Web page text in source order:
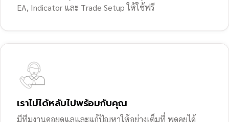
EA, Indicator และ Trade Setup ให้ใช้ฟรี
เราไม่ได้หลับไปพร้อมกับคุณ
มีทีมงานคอยดูแลและแก้ปัญหาให้อย่างเต็มที่ พูดคุยได้